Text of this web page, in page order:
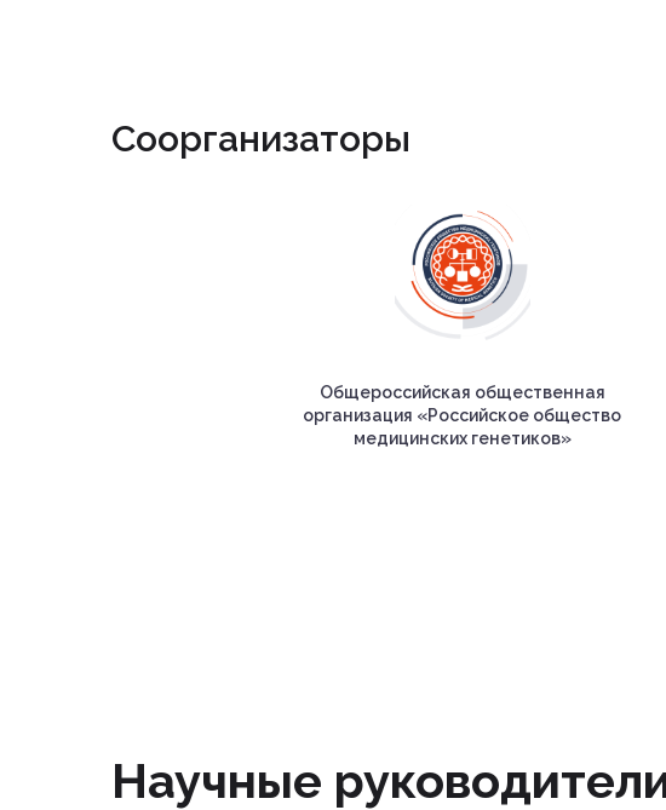
Соорганизаторы
Общероссийская общественная
организация «Российское общество
медицинских генетиков»
Научные